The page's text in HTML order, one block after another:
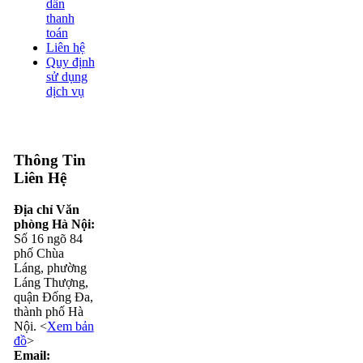
dẫn
thanh
toán
Liên hệ
Quy định
sử dụng
dịch vụ
Thông Tin
Liên Hệ
Địa chỉ Văn
phòng Hà Nội:
Số 16 ngõ 84
phố Chùa
Láng, phường
Láng Thượng,
quận Đống Đa,
thành phố Hà
Nội. <Xem bản
đồ>
Email: